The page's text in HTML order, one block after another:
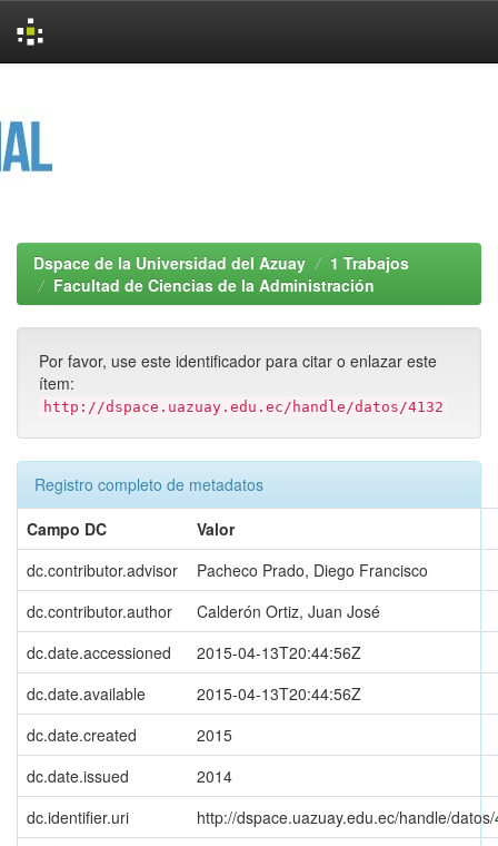
Dspace de la Universidad del Azuay
1 Trabajos
Facultad de Ciencias de la Administración
Por favor, use este identificador para citar o enlazar este
ítem:
http://dspace.uazuay.edu.ec/handle/datos/4132
Registro completo de metadatos
Campo DC
Valor
dc.contributor.advisor
Pacheco Prado, Diego Francisco
dc.contributor.author
Calderón Ortiz, Juan José
dc.date.accessioned
2015-04-13T20:44:56Z
dc.date.available
2015-04-13T20:44:56Z
dc.date.created
2015
dc.date.issued
2014
dc.identifier.uri
http://dspace.uazuay.edu.ec/handle/